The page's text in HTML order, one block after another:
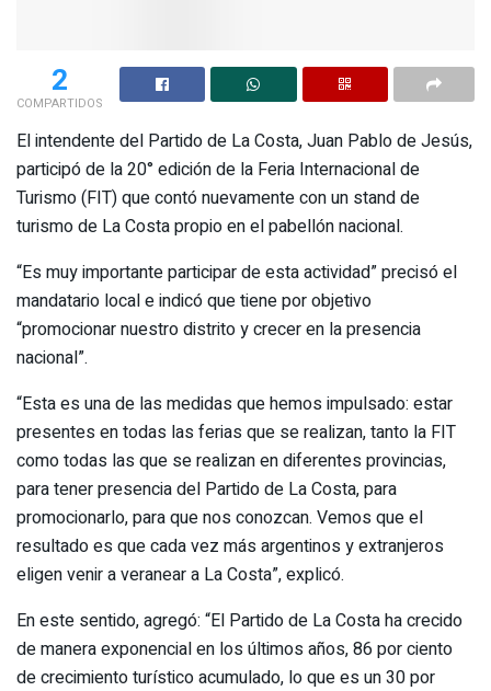
2
COMPARTIDOS
El intendente del Partido de La Costa, Juan Pablo de Jesús,
participó de la 20° edición de la Feria Internacional de
Turismo (FIT) que contó nuevamente con un stand de
turismo de La Costa propio en el pabellón nacional.
“Es muy importante participar de esta actividad” precisó el
mandatario local e indicó que tiene por objetivo
“promocionar nuestro distrito y crecer en la presencia
nacional”.
“Esta es una de las medidas que hemos impulsado: estar
presentes en todas las ferias que se realizan, tanto la FIT
como todas las que se realizan en diferentes provincias,
para tener presencia del Partido de La Costa, para
promocionarlo, para que nos conozcan. Vemos que el
resultado es que cada vez más argentinos y extranjeros
eligen venir a veranear a La Costa”, explicó.
En este sentido, agregó: “El Partido de La Costa ha crecido
de manera exponencial en los últimos años, 86 por ciento
de crecimiento turístico acumulado, lo que es un 30 por